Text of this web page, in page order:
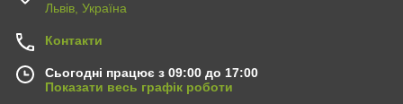
Львів, Україна
Контакти
Сьогодні працює з 09:00 до 17:00
Показати весь графік роботи